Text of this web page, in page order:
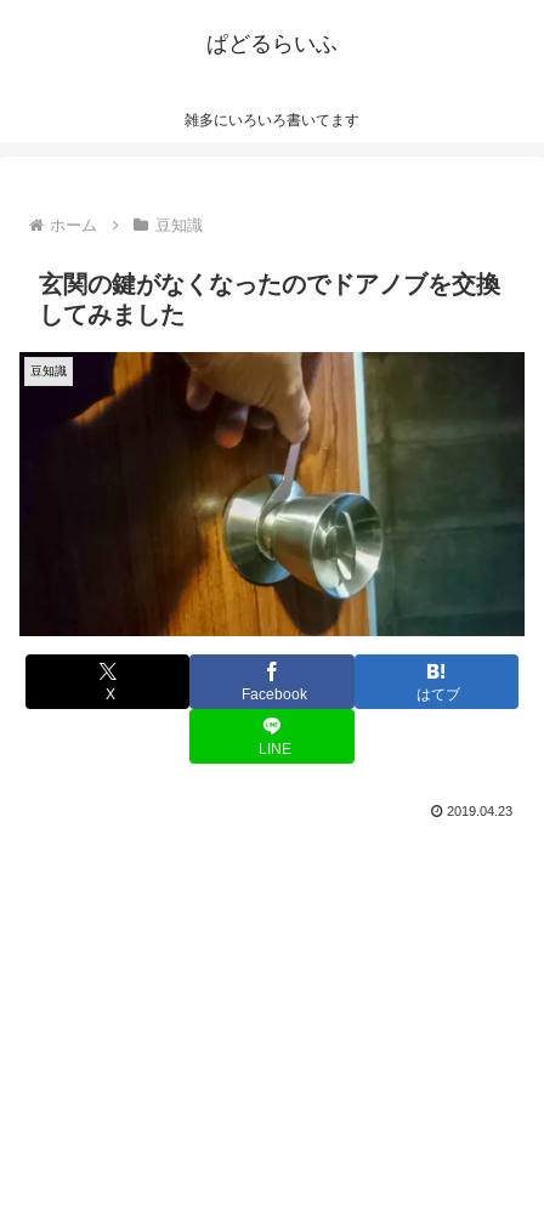
ぱどるらいふ
雑多にいろいろ書いてます
ホーム 豆知識
玄関の鍵がなくなったのでドアノブを交換
してみました
豆知識
X Facebook はてブ
LINE
2019.04.23